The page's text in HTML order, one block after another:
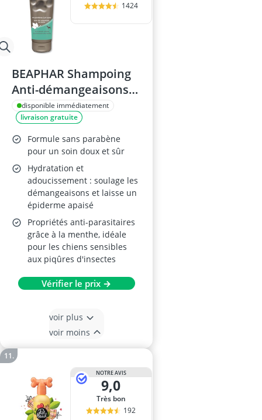
1424
BEAPHAR Shampoing
Anti-démangeaisons
Chien 250ml
disponible immédiatement
livraison gratuite
Formule sans parabène
pour un soin doux et sûr
Hydratation et
adoucissement : soulage les
démangeaisons et laisse un
épiderme apaisé
Propriétés anti-parasitaires
grâce à la menthe, idéale
pour les chiens sensibles
aux piqûres d'insectes
Vérifier le prix →
voir plus
voir moins
NOTRE AVIS
9,0
Très bon
192